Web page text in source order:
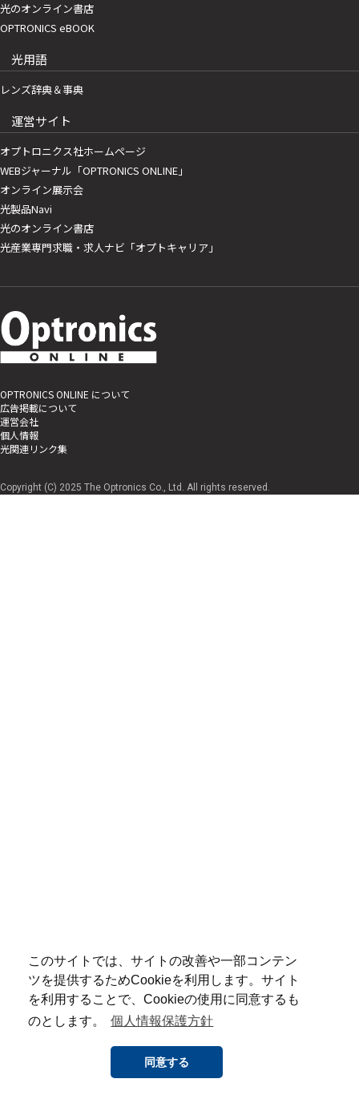
このサイトでは、サイトの改善や一部コンテン
ツを提供するためCookieを利用します。サイト
を利用することで、Cookieの使用に同意するも
のとします。
個人情報保護方針
同意する
光のオンライン書店
OPTRONICS eBOOK
光用語
レンズ辞典＆事典
運営サイト
オプトロニクス社ホームページ
WEBジャーナル「OPTRONICS ONLINE」
オンライン展示会
光製品Navi
光のオンライン書店
光産業専門求職・求人ナビ「オプトキャリア」
OPTRONICS ONLINE について
広告掲載について
運営会社
個人情報
光関連リンク集
Copyright (C) 2025 The Optronics Co., Ltd. All rights reserved.